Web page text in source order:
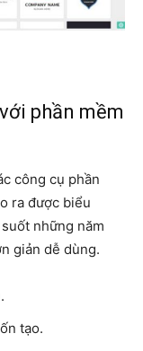
phần mềm
công cụ phần
ra được biểu
những năm
giản dễ dùng.
tạo.